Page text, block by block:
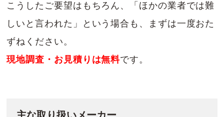
こうしたご要望はもちろん、「ほかの業者では難
しいと言われた」という場合も、まずは一度おた
ずねください。
現地調査・お見積りは無料です。